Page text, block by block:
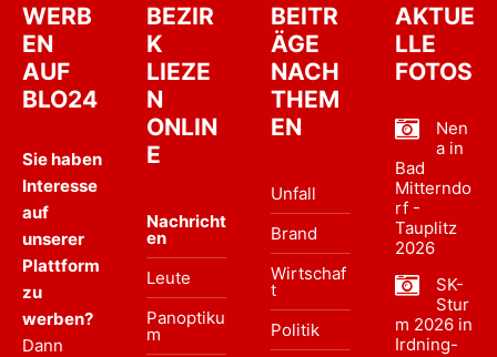
WERB
EN
AUF
BLO24
Sie haben
Interesse
auf
unserer
Plattform
zu
werben?
Dann
BEZIR
K
LIEZE
N
ONLIN
E
Nachricht
en
Leute
Panoptiku
m
BEITR
ÄGE
NACH
THEM
EN
Unfall
Brand
Wirtschaf
t
Politik
AKTUE
LLE
FOTOS
Nen
a in
Bad
Mitterndo
rf -
Tauplitz
2026
SK-
Stur
m 2026 in
Irdning-